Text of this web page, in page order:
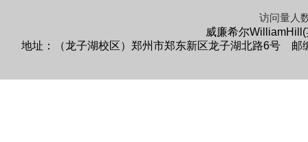
访问量人
威廉希尔
地址：（龙子湖校区）郑州市郑东新区龙子湖北路6号